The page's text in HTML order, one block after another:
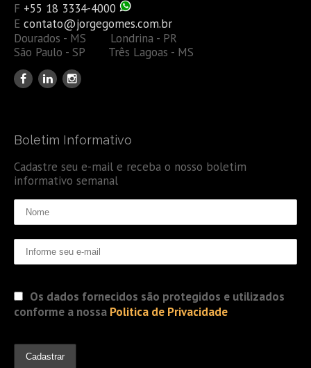
F +55 18 3334-4000
E contato@jorgegomes.com.br
Dourados - MS Londrina - PR
São Paulo - SP Três Lagoas - MS
Boletim Informativo
Cadastre seu e-mail e receba o nosso boletim
informativo semanal
Os dados fornecidos são protegidos e utilizados
conforme a nossa Politica de Privacidade